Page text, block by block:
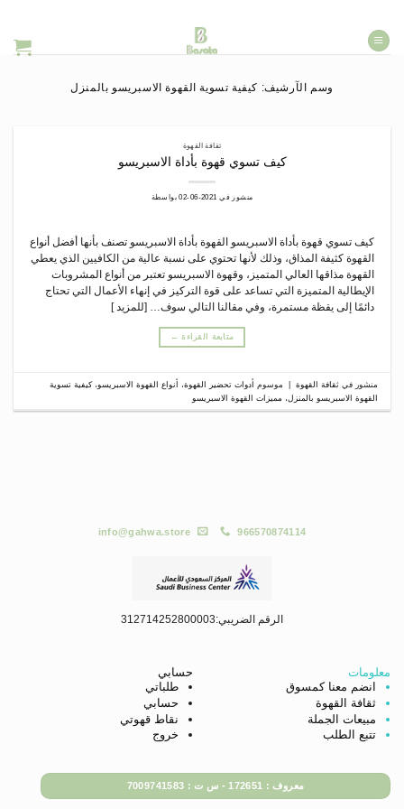
وسم الآرشيف: كيفية تسوية القهوة الاسبريسو بالمنزل
ثقافة القهوة
كيف تسوي قهوة بأداة الاسبريسو
منشور في 2021-06-02 بواسطة
كيف تسوي قهوة بأداة الاسبريسو القهوة بأداة الاسبريسو تصنف بأنها أفضل أنواع
القهوة كثيفة المذاق، وذلك لأنها تحتوي على نسبة عالية من الكافيين الذي يعطي
القهوة مذاقها العالي المتميز، وقهوة الاسبريسو تعتبر من أنواع المشروبات
الإيطالية المتميزة التي تساعد على قوة التركيز في إنهاء الأعمال التي تحتاج
دائمًا إلى يقظة مستمرة، وفي مقالنا التالي سوف… [للمزيد ]
متابعة القراءة ←
منشور فيثقافة القهوة | موسوم أدوات تحضير القهوة، أنواع القهوة الاسبريسو،كيفية تسوية
القهوة الاسبريسو بالمنزل، مميزات القهوة الاسبريسو
966570874114
info@gahwa.store
الرقم الضريبي:312714252800003
معلومات
انضم معنا كمسوق
ثقافة القهوة
مبيعات الجملة
تتبع الطلب
حسابي
طلباتي
حسابي
نقاط قهوتي
خروج
معروف : 172651 - س ت : 7009741583